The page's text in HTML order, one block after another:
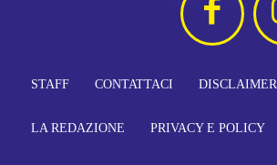
STAFF CONTATTACI DISCLAIMER
LA REDAZIONE PRIVACY E POLICY